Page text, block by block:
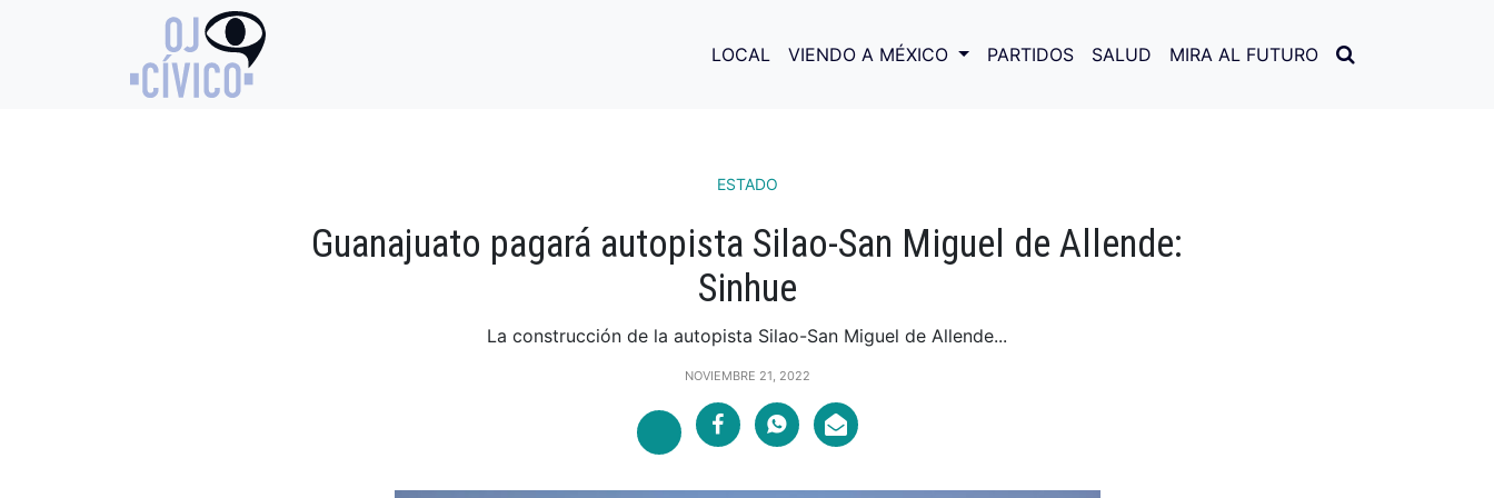
LOCAL VIENDO A MÉXICO PARTIDOS SALUD MIRA AL FUTURO
ESTADO
Guanajuato pagará autopista Silao-San Miguel de Allende:
Sinhue
La construcción de la autopista Silao-San Miguel de Allende...
NOVIEMBRE 21, 2022